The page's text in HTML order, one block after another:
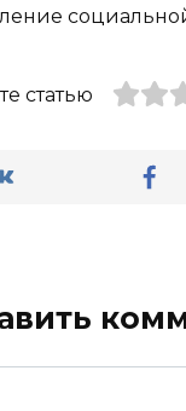
статью